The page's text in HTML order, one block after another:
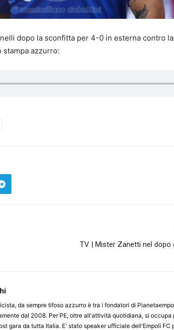
dopo la sconfitta per 4-0 in esterna contro
stampa azzurro:
TV | Mister Zanetti nel dopo
da sempre tifoso azzurro è tra i fondatori di
dal 2008. Per PE, oltre all'attività quotidiana, si occupa
gara da tutta Italia. E' stato speaker ufficiale dell'Empoli FC